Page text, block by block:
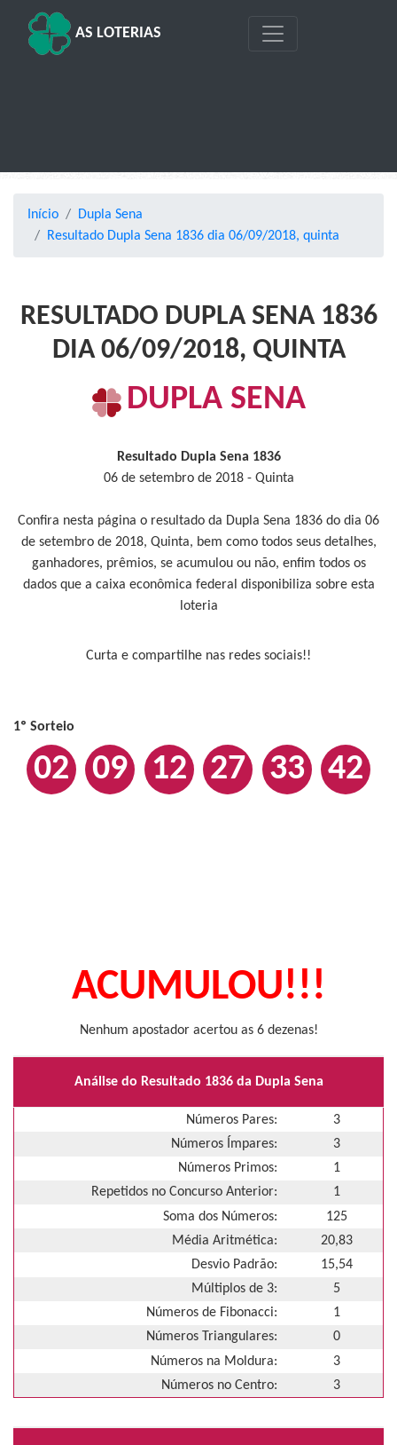
AS LOTERIAS
Início
Dupla Sena
Resultado Dupla Sena 1836 dia 06/09/2018, quinta
RESULTADO DUPLA SENA 1836
DIA 06/09/2018, QUINTA
DUPLA SENA
Resultado Dupla Sena 1836
06 de setembro de 2018 - Quinta
Confira nesta página o resultado da Dupla Sena 1836 do dia 06
de setembro de 2018, Quinta, bem como todos seus detalhes,
ganhadores, prêmios, se acumulou ou não, enfim todos os
dados que a caixa econômica federal disponibiliza sobre esta
loteria
Curta e compartilhe nas redes sociais!!
1º Sorteio
02 09 12 27 33 42
ACUMULOU!!!
Nenhum apostador acertou as 6 dezenas!
Análise do Resultado 1836 da Dupla Sena
Números Pares:
3
Números Ímpares:
3
Números Primos:
1
Repetidos no Concurso Anterior:
1
Soma dos Números:
125
Média Aritmética:
20,83
Desvio Padrão:
15,54
Múltiplos de 3:
5
Números de Fibonacci:
1
Números Triangulares:
0
Números na Moldura:
3
Números no Centro:
3